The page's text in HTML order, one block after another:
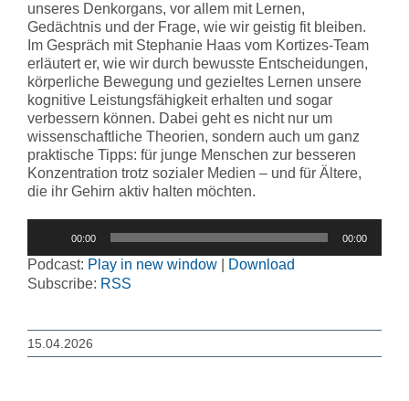
unseres Denkorgans, vor allem mit Lernen,
Gedächtnis und der Frage, wie wir geistig fit bleiben.
Im Gespräch mit Stephanie Haas vom Kortizes-Team
erläutert er, wie wir durch bewusste Entscheidungen,
körperliche Bewegung und gezieltes Lernen unsere
kognitive Leistungsfähigkeit erhalten und sogar
verbessern können. Dabei geht es nicht nur um
wissenschaftliche Theorien, sondern auch um ganz
praktische Tipps: für junge Menschen zur besseren
Konzentration trotz sozialer Medien – und für Ältere,
die ihr Gehirn aktiv halten möchten.
00:00 00:00
Podcast: Play in new window
Download
Subscribe: RSS
15.04.2026